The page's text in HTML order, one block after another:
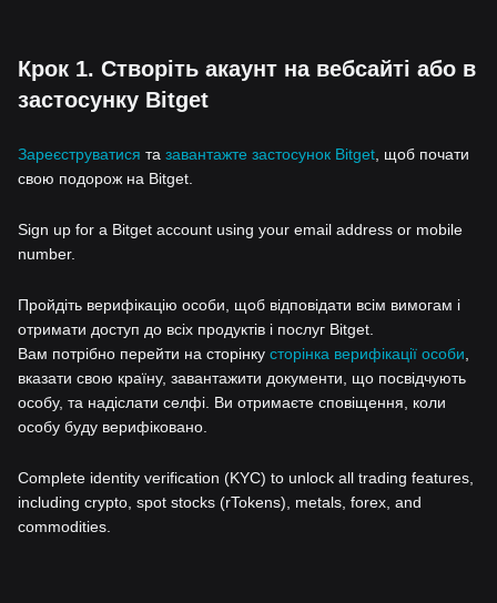
Крок 1. Створіть акаунт на вебсайті або в
застосунку Bitget
Зареєструватися та завантажте застосунок Bitget , щоб почати
свою подорож на Bitget.
Sign up for a Bitget account using your email address or mobile
number.
Пройдіть верифікацію особи, щоб відповідати всім вимогам і
отримати доступ до всіх продуктів і послуг Bitget.
Вам потрібно перейти на сторінку сторінка верифікації особи
вказати свою країну, завантажити документи, що посвідчують
особу, та надіслати селфі. Ви отримаєте сповіщення, коли
особу буду верифіковано.
Complete identity verification (KYC) to unlock all trading features,
including crypto, spot stocks (rTokens), metals, forex, and
commodities.